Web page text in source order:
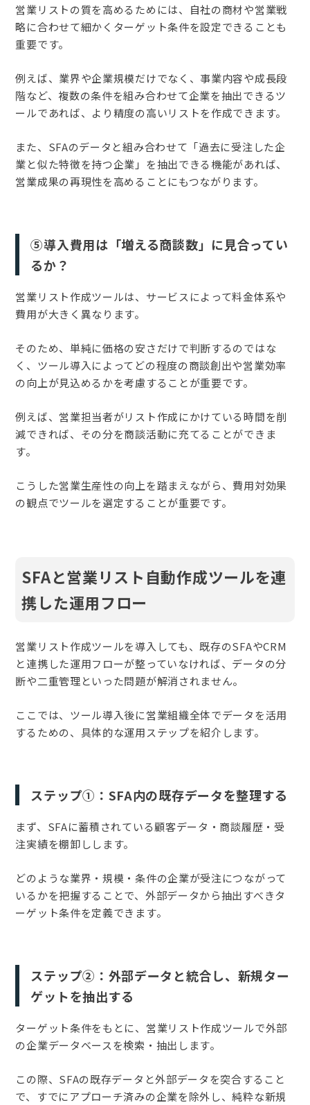
営業リストの質を高めるためには、自社の商材や営業戦
略に合わせて細かくターゲット条件を設定できることも
重要です。
例えば、業界や企業規模だけでなく、事業内容や成長段
階など、複数の条件を組み合わせて企業を抽出できるツ
ールであれば、より精度の高いリストを作成できます。
また、SFAのデータと組み合わせて「過去に受注した企
業と似た特徴を持つ企業」を抽出できる機能があれば、
営業成果の再現性を高めることにもつながります。
⑤導入費用は「増える商談数」に見合ってい
るか？
営業リスト作成ツールは、サービスによって料金体系や
費用が大きく異なります。
そのため、単純に価格の安さだけで判断するのではな
く、ツール導入によってどの程度の商談創出や営業効率
の向上が見込めるかを考慮することが重要です。
例えば、営業担当者がリスト作成にかけている時間を削
減できれば、その分を商談活動に充てることができま
す。
こうした営業生産性の向上を踏まえながら、費用対効果
の観点でツールを選定することが重要です。
SFAと営業リスト自動作成ツールを連
携した運用フロー
営業リスト作成ツールを導入しても、既存のSFAやCRM
と連携した運用フローが整っていなければ、データの分
断や二重管理といった問題が解消されません。
ここでは、ツール導入後に営業組織全体でデータを活用
するための、具体的な運用ステップを紹介します。
ステップ①：SFA内の既存データを整理する
まず、SFAに蓄積されている顧客データ・商談履歴・受
注実績を棚卸しします。
どのような業界・規模・条件の企業が受注につながって
いるかを把握することで、外部データから抽出すべきタ
ーゲット条件を定義できます。
ステップ②：外部データと統合し、新規ター
ゲットを抽出する
ターゲット条件をもとに、営業リスト作成ツールで外部
の企業データベースを検索・抽出します。
この際、SFAの既存データと外部データを突合すること
で、すでにアプローチ済みの企業を除外し、純粋な新規